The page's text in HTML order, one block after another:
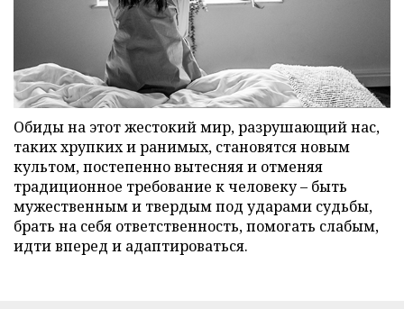
Обиды на этот жестокий мир, разрушающий нас,
таких хрупких и ранимых, становятся новым
культом, постепенно вытесняя и отменяя
традиционное требование к человеку – быть
мужественным и твердым под ударами судьбы,
брать на себя ответственность, помогать слабым,
идти вперед и адаптироваться.